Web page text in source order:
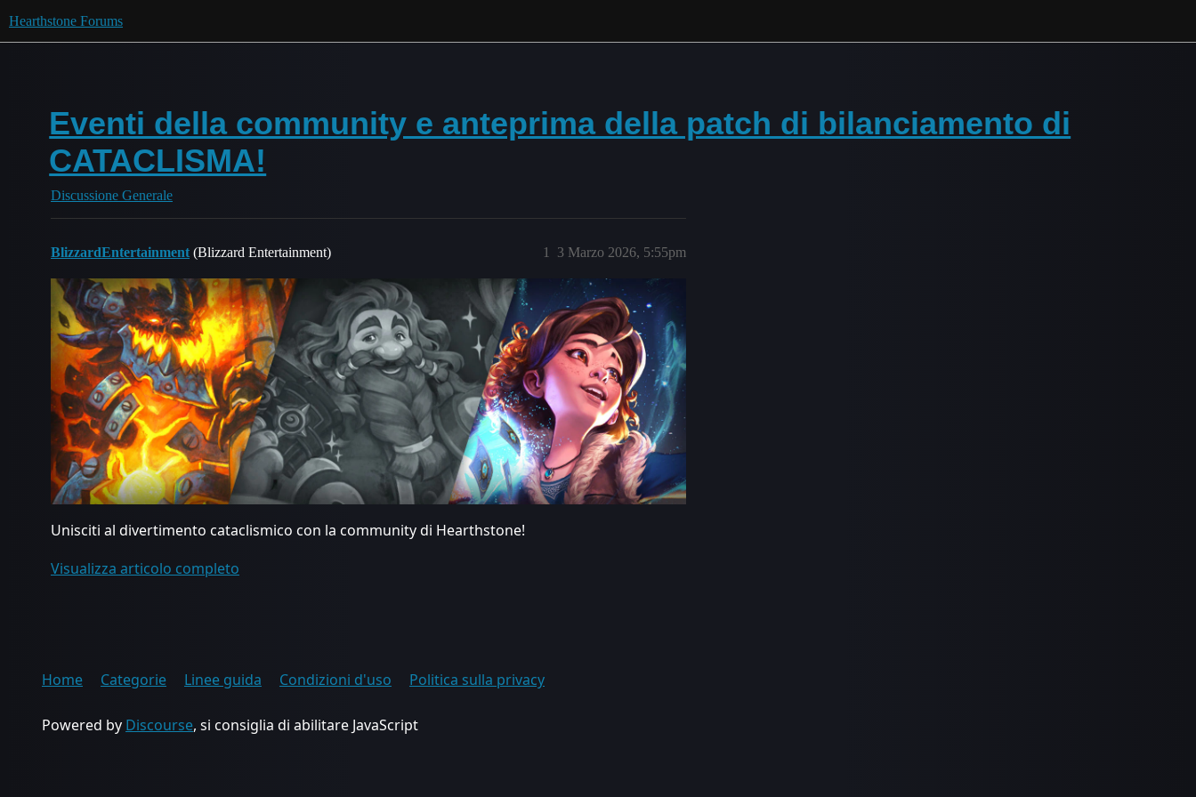
Hearthstone Forums
Eventi della community e anteprima della patch di bilanciamento di
CATACLISMA!
Discussione Generale
BlizzardEntertainment (Blizzard Entertainment) 3 Marzo 2026, 5:55pm
1
Unisciti al divertimento cataclismico con la community di Hearthstone!
Visualizza articolo completo
Home Categorie Linee guida Condizioni d'uso Politica sulla privacy
Powered by Discourse, si consiglia di abilitare JavaScript